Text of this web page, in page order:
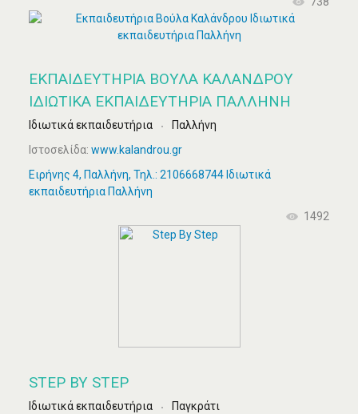
ΕΚΠΑΙΔΕΥΤΉΡΙΑ ΒΟΎΛΑ ΚΑΛΆΝΔΡΟΥ
ΙΔΙΩΤΙΚΆ ΕΚΠΑΙΔΕΥΤΉΡΙΑ ΠΑΛΛΉΝΗ
Ιδιωτικά εκπαιδευτήρια
Παλλήνη
Ιστοσελίδα: www.kalandrou.gr
Ειρήνης 4, Παλλήνη, Τηλ.: 2106668744 Ιδιωτικά
εκπαιδευτήρια Παλλήνη
1492
STEP BY STEP
Ιδιωτικά εκπαιδευτήρια
Παγκράτι